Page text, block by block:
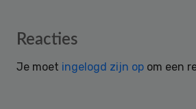
Reader
Reacties
Je moet ingelogd zijn op om een